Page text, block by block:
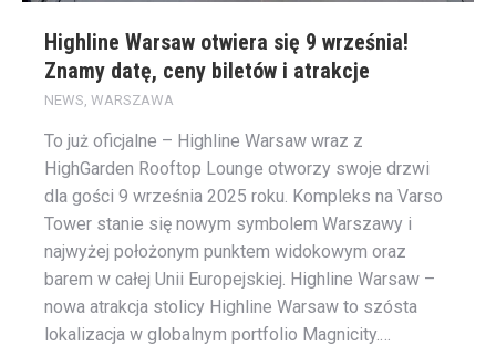
Highline Warsaw otwiera się 9 września!
Znamy datę, ceny biletów i atrakcje
NEWS, WARSZAWA
To już oficjalne – Highline Warsaw wraz z
HighGarden Rooftop Lounge otworzy swoje drzwi
dla gości 9 września 2025 roku. Kompleks na Varso
Tower stanie się nowym symbolem Warszawy i
najwyżej położonym punktem widokowym oraz
barem w całej Unii Europejskiej. Highline Warsaw –
nowa atrakcja stolicy Highline Warsaw to szósta
lokalizacja w globalnym portfolio Magnicity.…